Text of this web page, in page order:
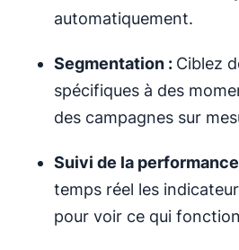
automatiquement.
Segmentation : Ciblez
spécifiques à des
des campagnes sur
Suivi de la
temps réel les
pour voir ce qui